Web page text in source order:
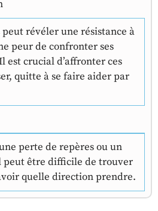
peut révéler une résistance à
peur de confronter ses
est crucial d’affronter ces
quitte à se faire aider par
perte de repères ou un
peut être difficile de trouver
quelle direction prendre.